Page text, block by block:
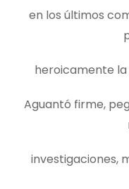
en los últimos
heroicamente
Aguantó firme,
investigaciones,